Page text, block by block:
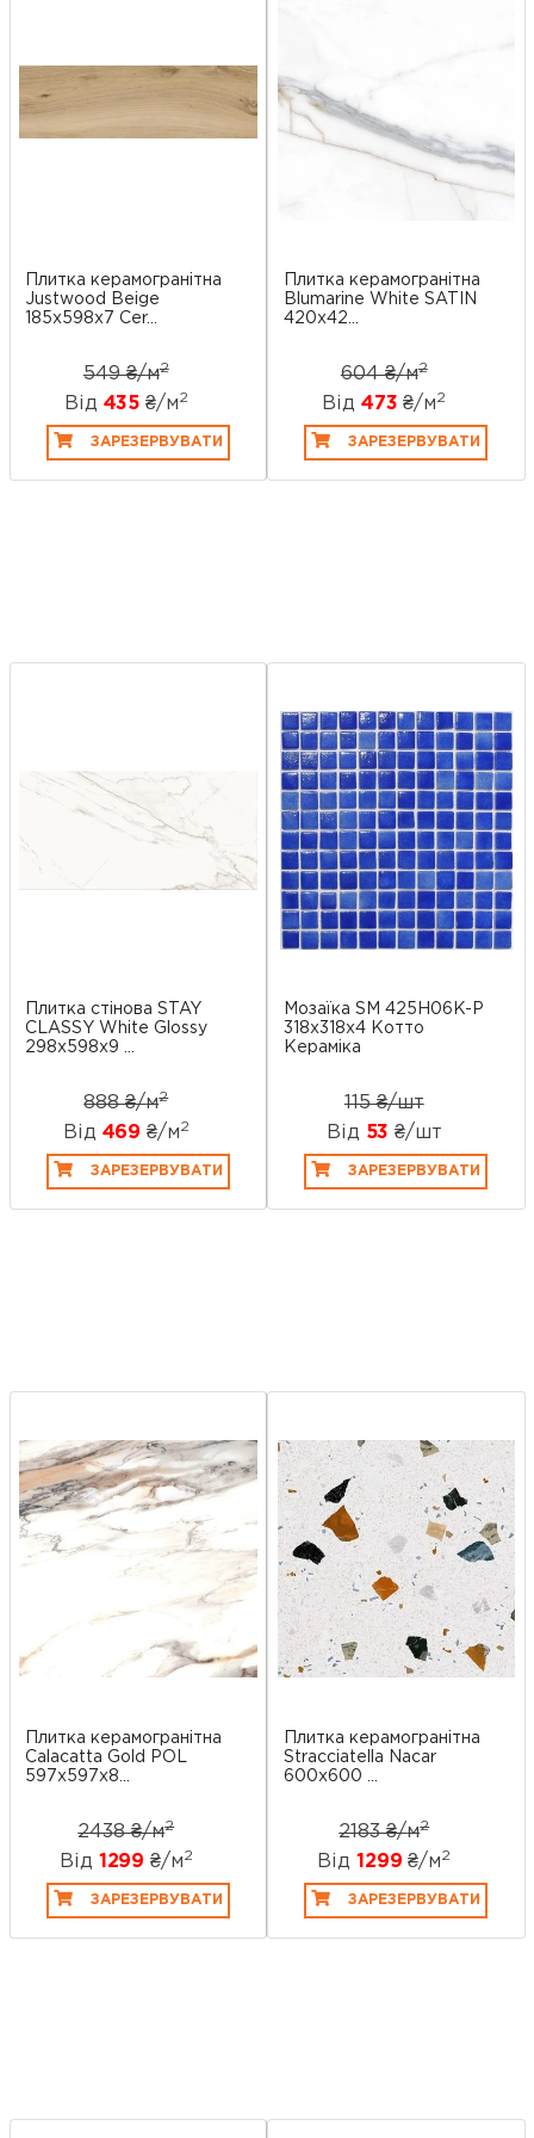
Плитка керамогранітна
Justwood Beige
185x598x7 Cer...
549 ₴/м2
Від 435 ₴/м2
ЗАРЕЗЕРВУВАТИ
Плитка керамогранітна
Blumarine White SATIN
420x42...
604 ₴/м2
Від 473₴/м2
ЗАРЕЗЕРВУВАТИ
Плитка стінова STAY
CLASSY White Glossy
298x598x9 ...
888 ₴/м2
Від 469 ₴/м2
ЗАРЕЗЕРВУВАТИ
Мозаїка SM 425H06K-P
318x318x4 Котто
Кераміка
115 ₴/шт
Від 53 ₴/шт
ЗАРЕЗЕРВУВАТИ
Плитка керамогранітна
Calacatta Gold POL
597x597x8...
2438 ₴/м2
Від 1299 ₴/м2
ЗАРЕЗЕРВУВАТИ
Плитка керамогранітна
Stracciatella Nacar
600x600 ...
2183 ₴/м2
Від 1299₴/м2
ЗАРЕЗЕРВУВАТИ